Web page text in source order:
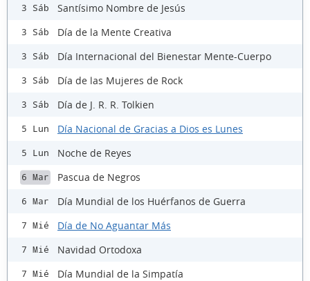
3 Sáb Santísimo Nombre de Jesús
3 Sáb Día de la Mente Creativa
3 Sáb Día Internacional del Bienestar Mente-Cuerpo
3 Sáb Día de las Mujeres de Rock
3 Sáb Día de J. R. R. Tolkien
5 Lun Día Nacional de Gracias a Dios es Lunes
5 Lun Noche de Reyes
6 Mar Pascua de Negros
6 Mar Día Mundial de los Huérfanos de Guerra
7 Mié Día de No Aguantar Más
7 Mié Navidad Ortodoxa
7 Mié Día Mundial de la Simpatía